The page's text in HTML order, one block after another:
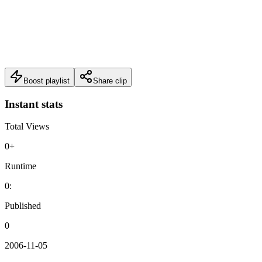
Boost playlist Share clip
Instant stats
Total Views
0+
Runtime
0:
Published
0
2006-11-05